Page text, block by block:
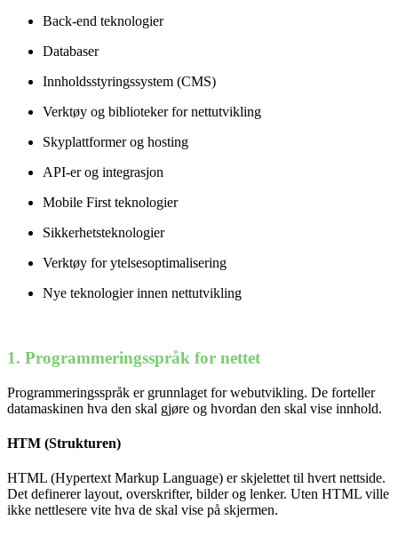
Back-end teknologier
Databaser
Innholdsstyringssystem (CMS)
Verktøy og biblioteker for nettutvikling
Skyplattformer og hosting
API-er og integrasjon
Mobile First teknologier
Sikkerhetsteknologier
Verktøy for ytelsesoptimalisering
Nye teknologier innen nettutvikling
1. Programmeringsspråk for nettet
Programmeringsspråk er grunnlaget for webutvikling. De forteller
datamaskinen hva den skal gjøre og hvordan den skal vise innhold.
HTM (Strukturen)
HTML (Hypertext Markup Language) er skjelettet til hvert nettside.
Det definerer layout, overskrifter, bilder og lenker. Uten HTML ville
ikke nettlesere vite hva de skal vise på skjermen.